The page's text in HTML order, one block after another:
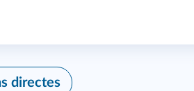
directes